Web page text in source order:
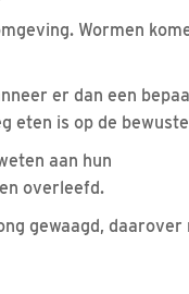
Wormen
er dan een
eten is op de
aan hun
overleefd.
gewaagd, daarover